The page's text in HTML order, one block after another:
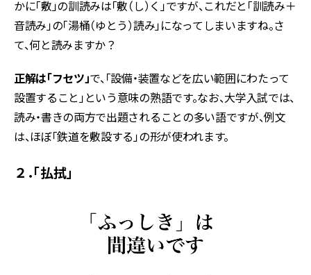
かに「敷」の訓読みは「敷（し）く」ですが、これだと「訓読み＋
音読み」の「湯桶（ゆとう）読み」になってしまいますね。さ
て、何と読みますか？
正解は「フセツ」で、「設備・装置などを広い範囲にわたって
設置すること」という意味の熟語です。なお、大学入試では、
読み・書きの両方で出題されることの多い語ですが、例文
は、ほぼ「鉄道を敷設する」の形が使われます。
２．「払拭」